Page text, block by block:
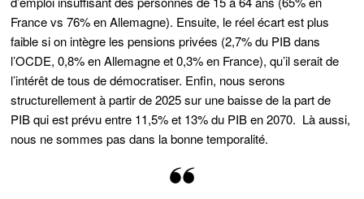
France vs 76% en Allemagne). Ensuite, le réel écart est plus
faible si on intègre les pensions privées (2,7% du PIB dans
l’OCDE, 0,8% en Allemagne et 0,3% en France), qu’il serait de
l’intérêt de tous de démocratiser. Enfin, nous serons
structurellement à partir de 2025 sur une baisse de la part de
PIB qui est prévu entre 11,5% et 13% du PIB en 2070. Là aussi,
nous ne sommes pas dans la bonne temporalité.